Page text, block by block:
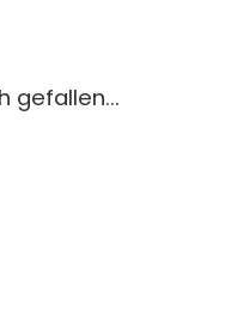
gefallen...